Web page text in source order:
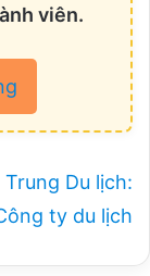
viên.
Du lịch:
ty du lịch